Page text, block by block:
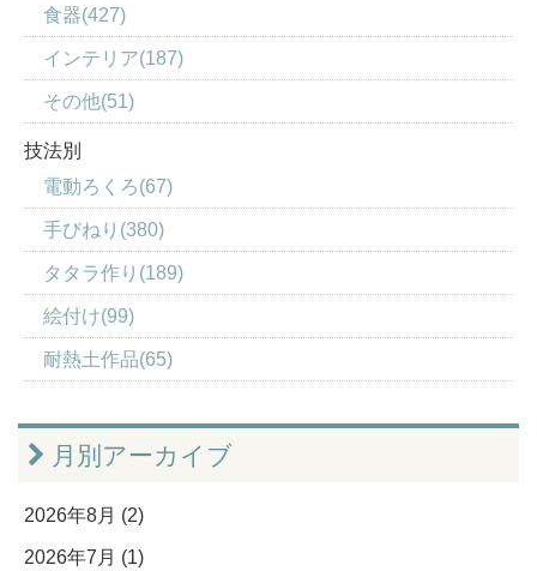
食器(427)
インテリア(187)
その他(51)
技法別
電動ろくろ(67)
手びねり(380)
タタラ作り(189)
絵付け(99)
耐熱土作品(65)
月別アーカイブ
2026年8月 (2)
2026年7月 (1)